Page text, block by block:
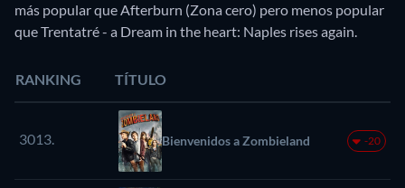
más popular que Afterburn (Zona cero) pero menos popular
que Trentatré - a Dream in the heart: Naples rises again.
RANKING TÍTULO
3013. Bienvenidos a Zombieland -20